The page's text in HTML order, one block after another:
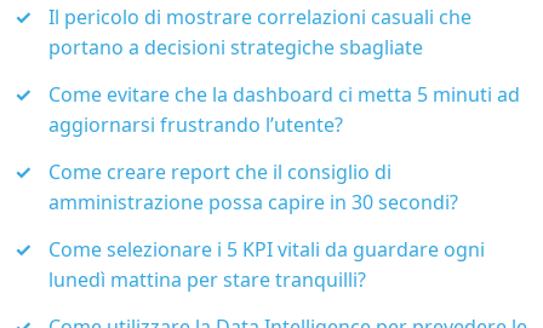
Il pericolo di mostrare correlazioni casuali che
portano a decisioni strategiche sbagliate
Come evitare che la dashboard ci metta 5 minuti ad
aggiornarsi frustrando l’utente?
Come creare report che il consiglio di
amministrazione possa capire in 30 secondi?
Come selezionare i 5 KPI vitali da guardare ogni
lunedì mattina per stare tranquilli?